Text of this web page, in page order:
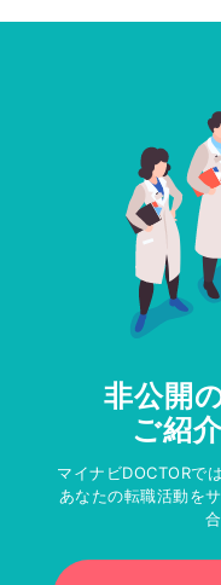
非公開
ご紹
マイナビDOCTORで
あなたの転職活動を